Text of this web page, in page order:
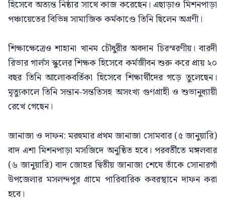
হিসেবে অত্যন্ত নিষ্ঠার সাথে কাজ করেছেন। এছাড়াও মিশনপাড়া
পঞ্চায়েতের বিভিন্ন সামাজিক কর্মকাণ্ডে তিনি ছিলেন অগ্রণী।
শিক্ষাক্ষেত্রেও শাহানা খানম চৌধুরীর অবদান চিরস্মরণীয়। বারদী
রিভার গার্লস স্কুলের শিক্ষক হিসেবে কর্মজীবন শুরু করে প্রায় ২০
বছর তিনি আলোকবর্তিকা হিসেবে শিক্ষার্থীদের গড়ে তুলেছেন।
মৃত্যুকালে তিনি সন্তান-সন্ততিসহ অসংখ্য গুণগ্রাহী ও শুভানুধ্যায়ী
রেখে গেছেন।
জানাজা ও দাফন: মরহুমার প্রথম জানাজা সোমবার (৫ জানুয়ারি)
বাদ এশা মিশনপাড়া মসজিদে অনুষ্ঠিত হবে। পরবর্তীতে মঙ্গলবার
(৬ জানুয়ারি) বাদ জোহর দ্বিতীয় জানাজা শেষে তাঁকে সোনারগাঁ
উপজেলার মসলন্দপুর গ্রামে পারিবারিক কবরস্থানে দাফন করা
হবে।